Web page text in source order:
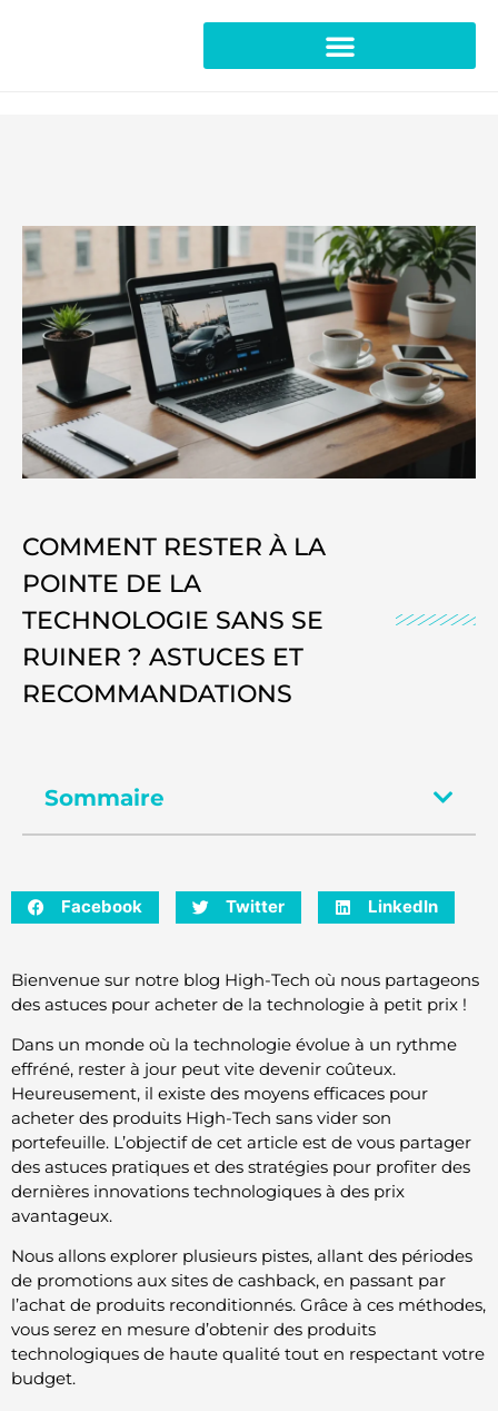
COMMENT RESTER À LA
POINTE DE LA
TECHNOLOGIE SANS SE
RUINER ? ASTUCES ET
RECOMMANDATIONS
Sommaire
Facebook Twitter LinkedIn
Bienvenue sur notre blog High-Tech où nous partageons
des astuces pour acheter de la technologie à petit prix !
Dans un monde où la technologie évolue à un rythme
effréné, rester à jour peut vite devenir coûteux.
Heureusement, il existe des moyens efficaces pour
acheter des produits High-Tech sans vider son
portefeuille. L’objectif de cet article est de vous partager
des astuces pratiques et des stratégies pour profiter des
dernières innovations technologiques à des prix
avantageux.
Nous allons explorer plusieurs pistes, allant des périodes
de promotions aux sites de cashback, en passant par
l’achat de produits reconditionnés. Grâce à ces méthodes,
vous serez en mesure d’obtenir des produits
technologiques de haute qualité tout en respectant votre
budget.